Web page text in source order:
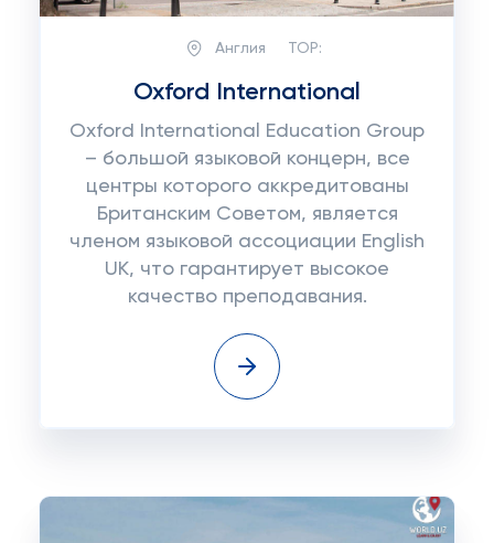
Англия TOP:
Oxford International
Oxford International Education Group
– большой языковой концерн, все
центры которого аккредитованы
Британским Советом, является
членом языковой ассоциации English
UK, что гарантирует высокое
качество преподавания.